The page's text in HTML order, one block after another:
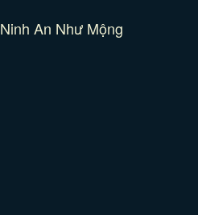
Ninh An Như Mộng